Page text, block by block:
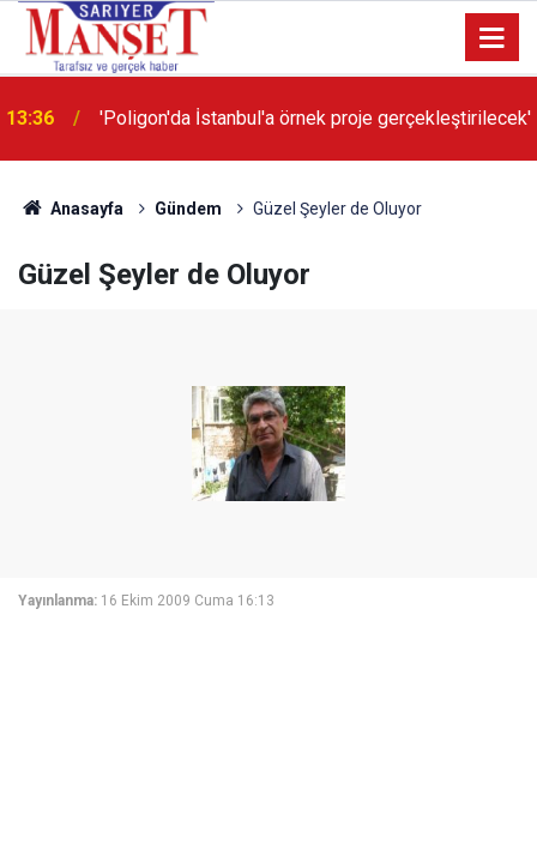
13:36 'Poligon'da İstanbul'a örnek proje gerçekleştirilecek'
Anasayfa Gündem Güzel Şeyler de Oluyor
Güzel Şeyler de Oluyor
Yayınlanma: 16 Ekim 2009 Cuma 16:13